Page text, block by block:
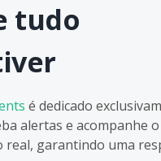
tudo
é dedicado
alertas e acompanhe
real, garantindo uma